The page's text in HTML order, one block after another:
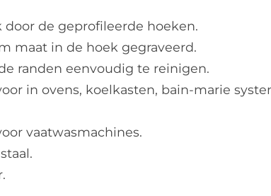
door de geprofileerde hoeken.
maat in de hoek gegraveerd.
randen eenvoudig te reinigen.
in ovens, koelkasten, bain-marie
vaatwasmachines.